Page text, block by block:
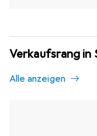
Verkaufsrang
Alle anzeigen